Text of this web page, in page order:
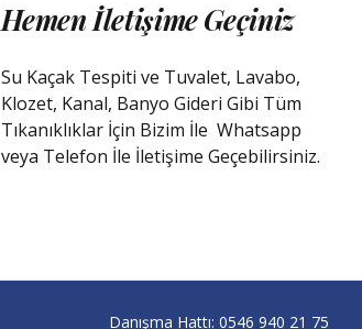
Hemen İletişime Geçiniz
Su Kaçak Tespiti ve Tuvalet, Lavabo,
Klozet, Kanal, Banyo Gideri Gibi Tüm
Tıkanıklıklar İçin Bizim İle Whatsapp
veya Telefon İle İletişime Geçebilirsiniz.
Danışma Hattı: 0546 940 21 75